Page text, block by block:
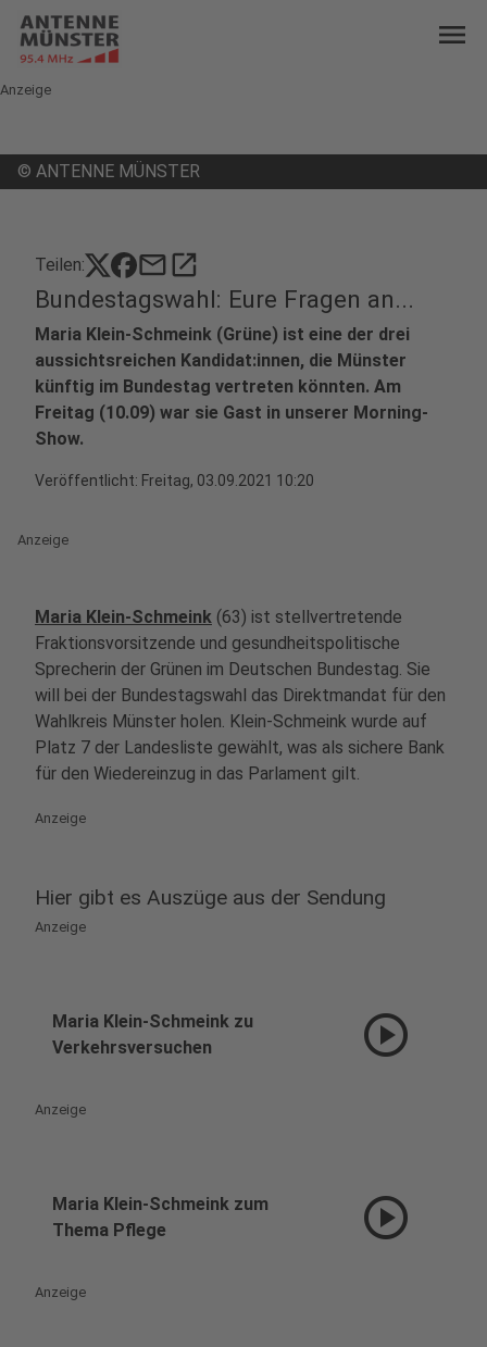
menu
Anzeige
© ANTENNE MÜNSTER
Teilen: mailopen_in_new
Bundestagswahl: Eure Fragen an...
Maria Klein-Schmeink (Grüne) ist eine der drei
aussichtsreichen Kandidat:innen, die Münster
künftig im Bundestag vertreten könnten. Am
Freitag (10.09) war sie Gast in unserer Morning-
Show.
Veröffentlicht: Freitag, 03.09.2021 10:20
Anzeige
Maria Klein-Schmeink (63) ist stellvertretende
Fraktionsvorsitzende und gesundheitspolitische
Sprecherin der Grünen im Deutschen Bundestag. Sie
will bei der Bundestagswahl das Direktmandat für den
Wahlkreis Münster holen. Klein-Schmeink wurde auf
Platz 7 der Landesliste gewählt, was als sichere Bank
für den Wiedereinzug in das Parlament gilt.
Anzeige
Hier gibt es Auszüge aus der Sendung
Anzeige
Maria Klein-Schmeink zu
Verkehrsversuchen
play_circle
Anzeige
Maria Klein-Schmeink zum
Thema Pflege
play_circle
Anzeige